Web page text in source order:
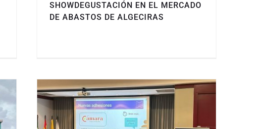
SHOWDEGUSTACIÓN EN EL MERCADO
DE ABASTOS DE ALGECIRAS